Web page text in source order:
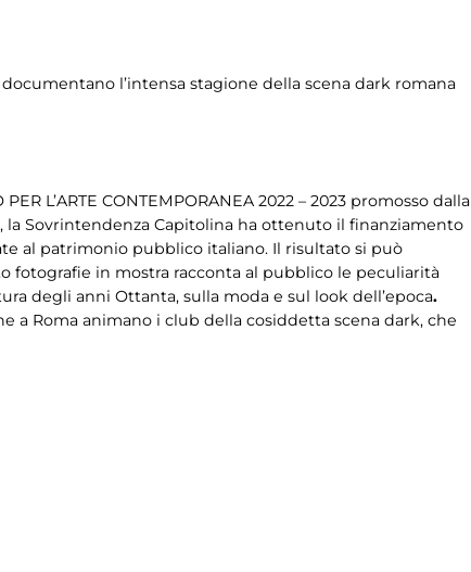
l’intensa stagione della scena dark romana
L’ARTE CONTEMPORANEA 2022 – 2023 promosso dalla
Sovrintendenza Capitolina ha ottenuto il finanziamento
al patrimonio pubblico italiano. Il risultato si può
fotografie in mostra racconta al pubblico le peculiarità
degli anni Ottanta, sulla moda e sul look dell’epoca.
a Roma animano i club della cosiddetta scena dark, che